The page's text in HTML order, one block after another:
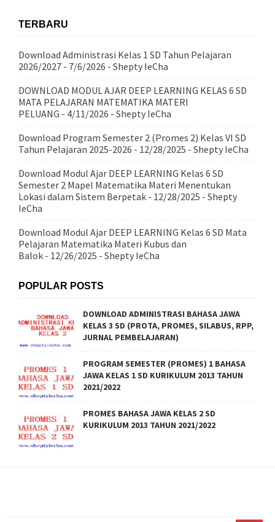
TERBARU
Download Administrasi Kelas 1 SD Tahun Pelajaran
2026/2027 - 7/6/2026 - Shepty IeCha
DOWNLOAD MODUL AJAR DEEP LEARNING KELAS 6 SD
MATA PELAJARAN MATEMATIKA MATERI
PELUANG - 4/11/2026 - Shepty IeCha
Download Program Semester 2 (Promes 2) Kelas VI SD
Tahun Pelajaran 2025-2026 - 12/28/2025 - Shepty IeCha
Download Modul Ajar DEEP LEARNING Kelas 6 SD
Semester 2 Mapel Matematika Materi Menentukan
Lokasi dalam Sistem Berpetak - 12/28/2025 - Shepty
IeCha
Download Modul Ajar DEEP LEARNING Kelas 6 SD Mata
Pelajaran Matematika Materi Kubus dan
Balok - 12/26/2025 - Shepty IeCha
POPULAR POSTS
DOWNLOAD ADMINISTRASI BAHASA JAWA
KELAS 3 SD (PROTA, PROMES, SILABUS, RPP,
JURNAL PEMBELAJARAN)
PROGRAM SEMESTER (PROMES) 1 BAHASA
JAWA KELAS 1 SD KURIKULUM 2013 TAHUN
2021/2022
PROMES BAHASA JAWA KELAS 2 SD
KURIKULUM 2013 TAHUN 2021/2022